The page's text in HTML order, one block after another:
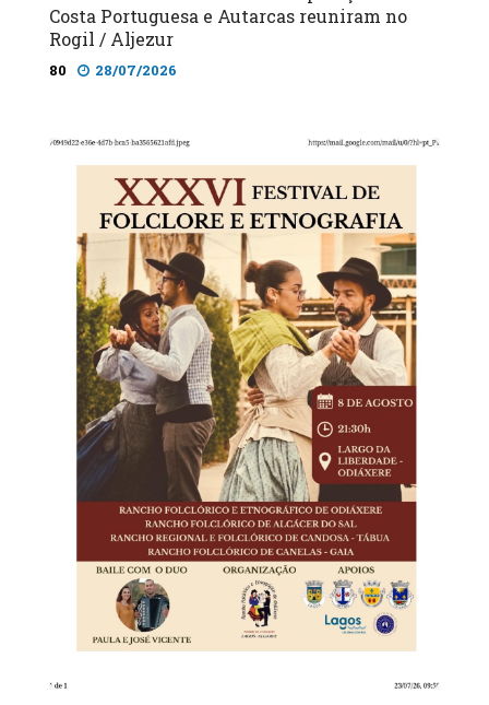
Costa Portuguesa e Autarcas reuniram no
Rogil / Aljezur
80 28/07/2026